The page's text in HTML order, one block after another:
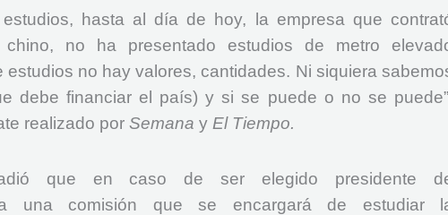
hasta al día de hoy, la empresa que
no ha presentado estudios de metro
estudios no hay valores, cantidades. Ni siquiera
debe financiar el país) y si se puede o no se
realizado por Semana y El Tiempo.
que en caso de ser elegido presidente
una comisión que se encargará de estudiar